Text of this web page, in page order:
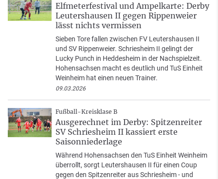
Elfmeterfestival und Ampelkarte: Derby
Leutershausen II gegen Rippenweier
lässt nichts vermissen
Sieben Tore fallen zwischen FV Leutershausen II
und SV Rippenweier. Schriesheim II gelingt der
Lucky Punch in Heddesheim in der Nachspielzeit.
Hohensachsen macht es deutlich und TuS Einheit
Weinheim hat einen neuen Trainer.
09.03.2026
Fußball-Kreisklase B
Ausgerechnet im Derby: Spitzenreiter
SV Schriesheim II kassiert erste
Saisonniederlage
Während Hohensachsen den TuS Einheit Weinheim
überrollt, sorgt Leutershausen II für einen Coup
gegen den Spitzenreiter aus Schriesheim - und